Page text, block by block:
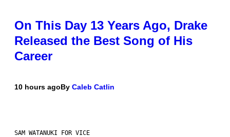
On This Day 13 Years Ago, Drake
Released the Best Song of His
Career
10 hours agoBy Caleb Catlin
SAM WATANUKI FOR VICE